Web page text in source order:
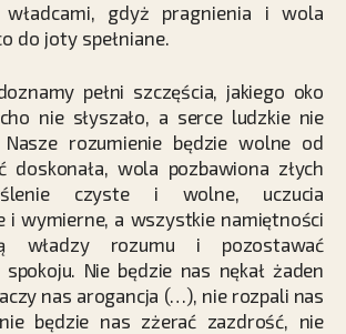
gdyż pragnienia i wola
do joty spełniane.
pełni szczęścia, jakiego oko
nie słyszało, a serce ludzkie nie
Nasze rozumienie będzie wolne od
doskonała, wola pozbawiona złych
czyste i wolne, uczucia
i wymierne, a wszystkie namiętności
władzy rozumu i pozostawać
Nie będzie nas nękał żaden
nas arogancja (…), nie rozpali nas
będzie nas zżerać zazdrość, nie